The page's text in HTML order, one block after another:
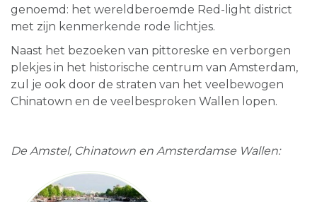
genoemd: het wereldberoemde Red-light district
met zijn kenmerkende rode lichtjes.
Naast het bezoeken van pittoreske en verborgen
plekjes in het historische centrum van Amsterdam,
zul je ook door de straten van het veelbewogen
Chinatown en de veelbesproken Wallen lopen.
De Amstel, Chinatown en Amsterdamse Wallen: